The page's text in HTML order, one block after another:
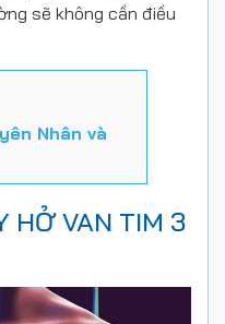
sẽ không cần điều
Nhân và
HỞ VAN TIM 3